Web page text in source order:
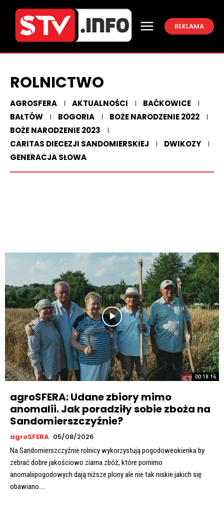
REKLAMA
ROLNICTWO
AGROSFERA AKTUALNOŚCI
BAĆKOWICE
BAŁTÓW
BOGORIA
BOŻE NARODZENIE 2022
BOŻE NARODZENIE 2023
CARITAS DIECEZJI SANDOMIERSKIEJ
DWIKOZY
GENERACJA SŁOWA
00:18:16
agroSFERA: Udane zbiory mimo
anomalii. Jak poradziły sobie zboża na
Sandomierszczyźnie?
agroSFERA 05/08/2026
Na Sandomierszczyźnie rolnicy wykorzystują pogodoweokienka by
zebrać dobre jakościowo ziarna zbóż, które pomimo
anomaliipogodowych dają niższe plony ale nie tak niskie jakich się
obawiano....